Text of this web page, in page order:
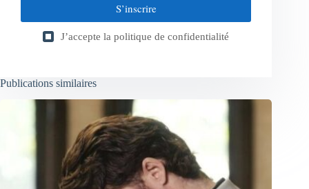
S’inscrire
J’accepte la politique de confidentialité
Publications similaires